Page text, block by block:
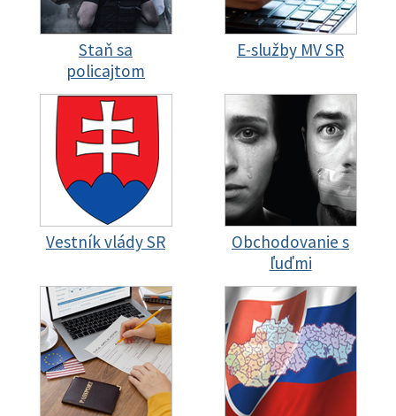
Staň sa
policajtom
E-služby MV SR
Vestník vlády SR
Obchodovanie s
ľuďmi